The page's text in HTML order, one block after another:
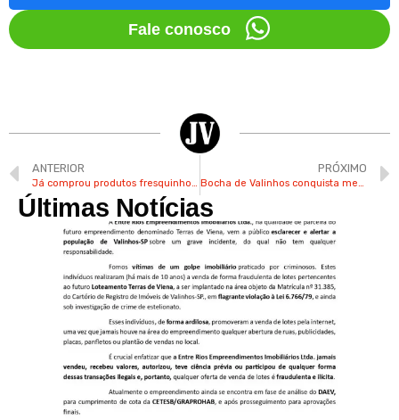
Fale conosco
ANTERIOR
Já comprou produtos fresquinhos na feira do CACC em Valinhos?
PRÓXIMO
Bocha de Valinhos conquista medalha de prata nos Jogos Regionais
Últimas Notícias